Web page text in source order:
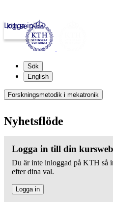
kth.se
Logga in
Sök
English
Forskningsmetodik i mekatronik
Nyhetsflöde
Logga in till din
Du är inte inloggad på KTH så
efter dina val.
Logga in